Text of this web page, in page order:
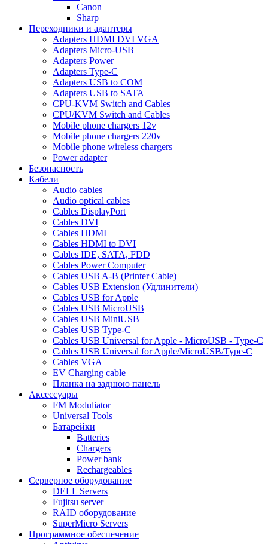
Canon
Sharp
Переходники и адаптеры
Adapters HDMI DVI VGA
Adapters Micro-USB
Adapters Power
Adapters Type-C
Adapters USB to COM
Adapters USB to SATA
CPU-KVM Switch and Cables
CPU/KVM Switch and Cables
Mobile phone chargers 12v
Mobile phone chargers 220v
Mobile phone wireless chargers
Power adapter
Безопасность
Кабели
Audio cables
Audio optical cables
Cables DisplayPort
Cables DVI
Cables HDMI
Cables HDMI to DVI
Cables IDE, SATA, FDD
Cables Power Computer
Cables USB A-B (Printer Cable)
Cables USB Extension (Удлинители)
Cables USB for Apple
Cables USB MicroUSB
Cables USB MiniUSB
Cables USB Type-C
Cables USB Universal for Apple - MicroUSB - Type-C
Cables USB Universal for Apple/MicroUSB/Type-C
Cables VGA
EV Charging cable
Планка на заднюю панель
Аксессуары
FM Moduliator
Universal Tools
Батарейки
Batteries
Chargers
Power bank
Rechargeables
Серверное оборудование
DELL Servers
Fujitsu server
RAID оборудование
SuperMicro Servers
Программное обеспечение